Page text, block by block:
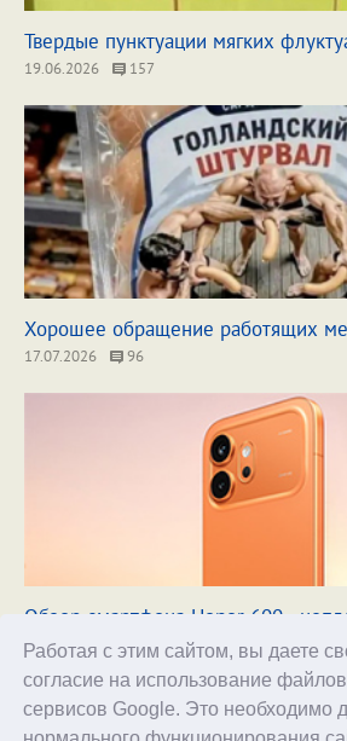
Работая с этим сайтом, вы даете
согласие на использование
сервисов Google. Это необходимо
Твердые пунктуации мягких
19.06.2026 157
Хорошее обращение работящих
17.07.2026 96
Обзор смартфона Honor 600 -
класс
04.08.2026 37